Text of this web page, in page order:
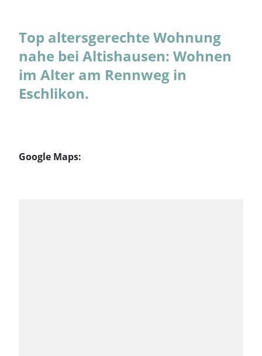
Top altersgerechte Wohnung
nahe bei Altishausen: Wohnen
im Alter am Rennweg in
Eschlikon.
Google Maps: